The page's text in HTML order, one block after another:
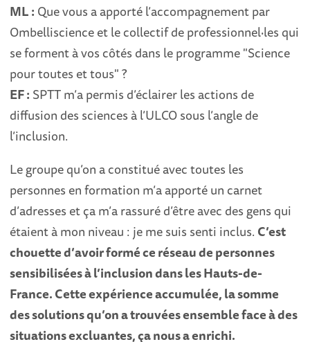
ML : Que vous a apporté l’accompagnement par
Ombelliscience et le collectif de professionnel·les qui
se forment à vos côtés dans le programme "Science
pour toutes et tous" ?
EF : SPTT m’a permis d’éclairer les actions de
diffusion des sciences à l’ULCO sous l’angle de
l’inclusion.
Le groupe qu’on a constitué avec toutes les
personnes en formation m’a apporté un carnet
d’adresses et ça m’a rassuré d’être avec des gens qui
étaient à mon niveau : je me suis senti inclus. C’est
chouette d’avoir formé ce réseau de personnes
sensibilisées à l’inclusion dans les Hauts-de-
France. Cette expérience accumulée, la somme
des solutions qu’on a trouvées ensemble face à des
situations excluantes, ça nous a enrichi.